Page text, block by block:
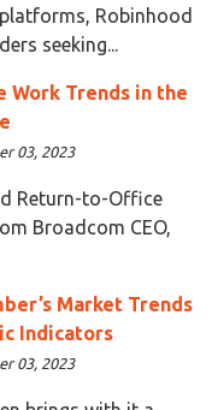
Robinhood
seeking...
Work Trends in the
03, 2023
Return-to-Office
Broadcom CEO,
Market Trends
Indicators
03, 2023